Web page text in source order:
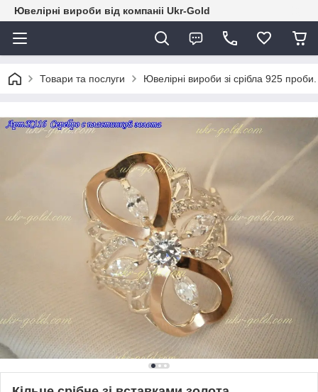
Ювелірні вироби від компаніі Ukr-Gold
Товари та послуги Ювелірні вироби зі срібла 925 проби.